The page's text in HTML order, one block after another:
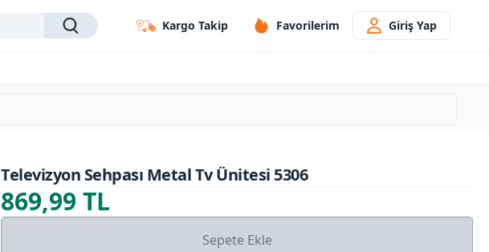
Kargo Takip Favorilerim Giriş Yap
Televizyon Sehpası Metal Tv Ünitesi 5306
869,99 TL
Sepete Ekle